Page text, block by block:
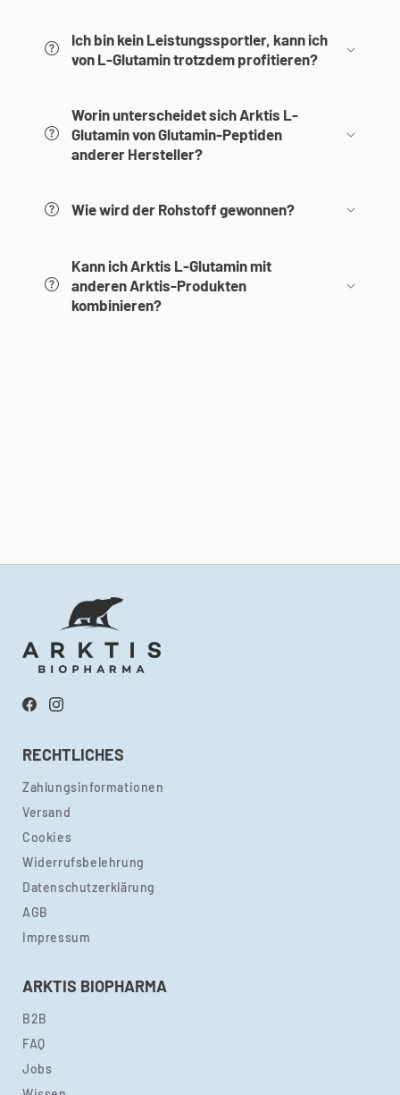
Ich bin kein Leistungssportler, kann ich
von L-Glutamin trotzdem profitieren?
Worin unterscheidet sich Arktis L-
Glutamin von Glutamin-Peptiden
anderer Hersteller?
Wie wird der Rohstoff gewonnen?
Kann ich Arktis L-Glutamin mit
anderen Arktis-Produkten
kombinieren?
FacebookInstagram
RECHTLICHES
Zahlungsinformationen
Versand
Cookies
Widerrufsbelehrung
Datenschutzerklärung
AGB
Impressum
ARKTIS BIOPHARMA
B2B
FAQ
Jobs